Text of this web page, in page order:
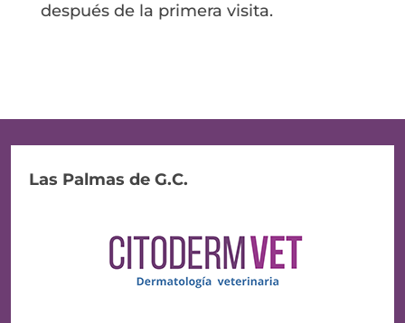
después de la primera visita.
Las Palmas de G.C.